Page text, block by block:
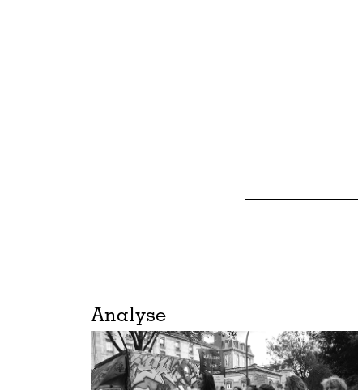
Analyse